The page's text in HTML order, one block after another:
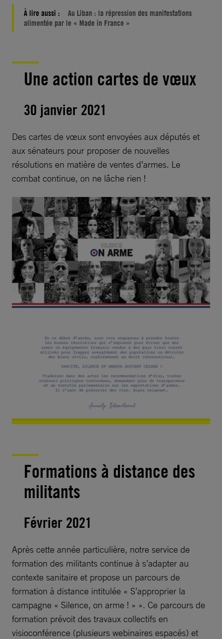
À lire aussi :
Au Liban : la répression des manifestations
alimentée par le « Made in France »
Une action cartes de vœux
30 janvier 2021
Des cartes de vœux sont envoyées aux députés et
aux sénateurs pour proposer de nouvelles
résolutions en matière de ventes d’armes. Le
combat continue, on ne lâche rien !
Formations à distance des
militants
Février 2021
Après cette année particulière, notre service de
formation des militants continue à s’adapter au
contexte sanitaire et propose un parcours de
formation à distance intitulée « S’approprier la
campagne « Silence, on arme ! » ». Ce parcours de
formation prévoit des travaux collectifs en
visioconférence (plusieurs webinaires espacés) et